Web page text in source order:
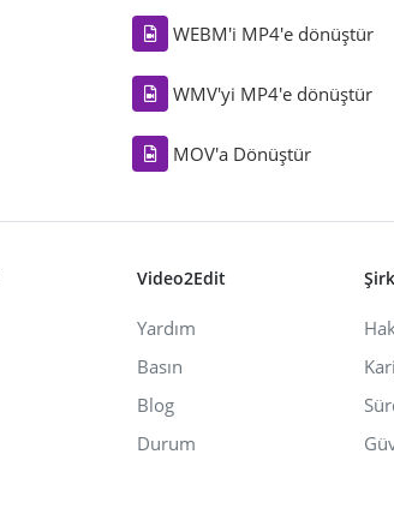
WEBM'i MP4'e dönüştür
WMV'yi MP4'e dönüştür
MOV'a Dönüştür
Video2Edit
Yardım
Basın
Blog
Durum